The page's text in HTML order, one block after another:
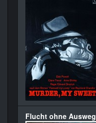
Flucht ohne Ausweg